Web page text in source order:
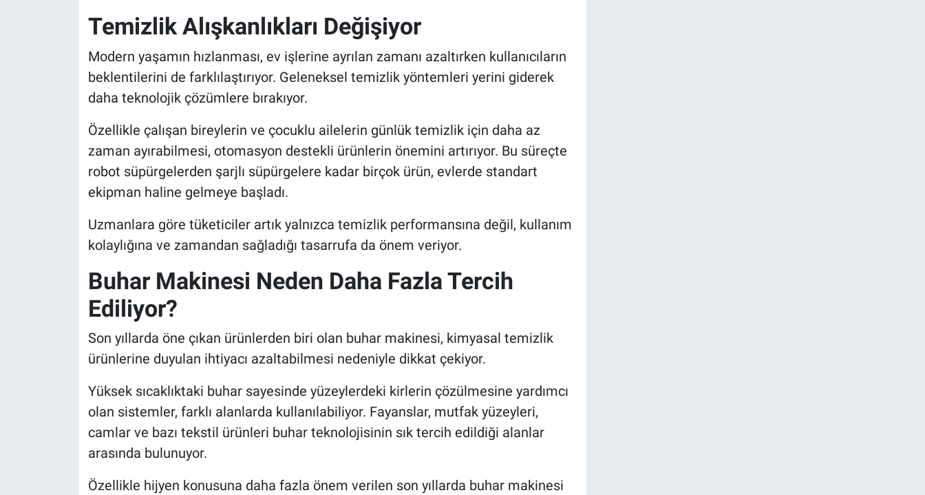
Temizlik Alışkanlıkları Değişiyor
Modern yaşamın hızlanması, ev işlerine ayrılan zamanı azaltırken kullanıcıların
beklentilerini de farklılaştırıyor. Geleneksel temizlik yöntemleri yerini giderek
daha teknolojik çözümlere bırakıyor.
Özellikle çalışan bireylerin ve çocuklu ailelerin günlük temizlik için daha az
zaman ayırabilmesi, otomasyon destekli ürünlerin önemini artırıyor. Bu süreçte
robot süpürgelerden şarjlı süpürgelere kadar birçok ürün, evlerde standart
ekipman haline gelmeye başladı.
Uzmanlara göre tüketiciler artık yalnızca temizlik performansına değil, kullanım
kolaylığına ve zamandan sağladığı tasarrufa da önem veriyor.
Buhar Makinesi Neden Daha Fazla Tercih
Ediliyor?
Son yıllarda öne çıkan ürünlerden biri olan buhar makinesi, kimyasal temizlik
ürünlerine duyulan ihtiyacı azaltabilmesi nedeniyle dikkat çekiyor.
Yüksek sıcaklıktaki buhar sayesinde yüzeylerdeki kirlerin çözülmesine yardımcı
olan sistemler, farklı alanlarda kullanılabiliyor. Fayanslar, mutfak yüzeyleri,
camlar ve bazı tekstil ürünleri buhar teknolojisinin sık tercih edildiği alanlar
arasında bulunuyor.
Özellikle hijyen konusuna daha fazla önem verilen son yıllarda buhar makinesi